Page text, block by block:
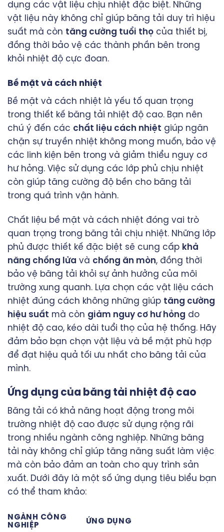
dụng các vật liệu chịu nhiệt đặc biệt. Những
vật liệu này không chỉ giúp băng tải duy trì hiệu
suất mà còn tăng cường tuổi thọ của thiết bị,
đồng thời bảo vệ các thành phần bên trong
khỏi nhiệt độ cực đoan.
Bề mặt và cách nhiệt
Bề mặt và cách nhiệt là yếu tố quan trọng
trong thiết kế băng tải nhiệt độ cao. Bạn nên
chú ý đến các chất liệu cách nhiệt giúp ngăn
chặn sự truyền nhiệt không mong muốn, bảo vệ
các linh kiện bên trong và giảm thiểu nguy cơ
hư hỏng. Việc sử dụng các lớp phủ chịu nhiệt
còn giúp tăng cường độ bền cho băng tải
trong quá trình vận hành.
Chất liệu bề mặt và cách nhiệt đóng vai trò
quan trọng trong băng tải chịu nhiệt. Những lớp
phủ được thiết kế đặc biệt sẽ cung cấp khả
năng chống lửa và chống ăn mòn, đồng thời
bảo vệ băng tải khỏi sự ảnh hưởng của môi
trường xung quanh. Lựa chọn các vật liệu cách
nhiệt đúng cách không những giúp tăng cường
hiệu suất mà còn giảm nguy cơ hư hỏng do
nhiệt độ cao, kéo dài tuổi thọ của hệ thống. Hãy
đảm bảo bạn chọn vật liệu và bề mặt phù hợp
để đạt hiệu quả tối ưu nhất cho băng tải của
mình.
Ứng dụng của băng tải nhiệt độ cao
Băng tải có khả năng hoạt động trong môi
trường nhiệt độ cao được sử dụng rộng rãi
trong nhiều ngành công nghiệp. Những băng
tải này không chỉ giúp tăng năng suất làm việc
mà còn bảo đảm an toàn cho quy trình sản
xuất. Dưới đây là một số ứng dụng tiêu biểu bạn
có thể tham khảo:
NGÀNH CÔNG
NGHIỆP
ỨNG DỤNG